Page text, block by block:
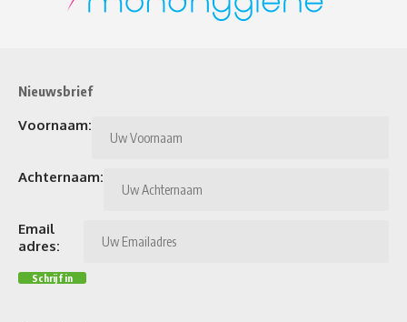
Nieuwsbrief
Voornaam:
Achternaam:
Email
adres: